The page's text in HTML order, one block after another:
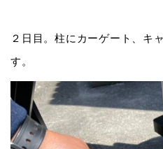
２日目。柱にカーゲート、キ
す。